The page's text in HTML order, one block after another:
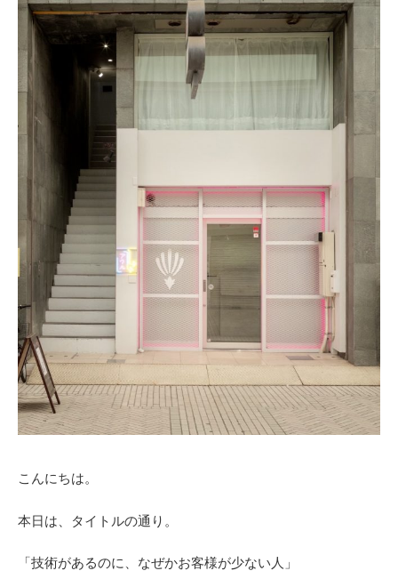
こんにちは。
本日は、タイトルの通り。
「技術があるのに、なぜかお客様が少ない人」